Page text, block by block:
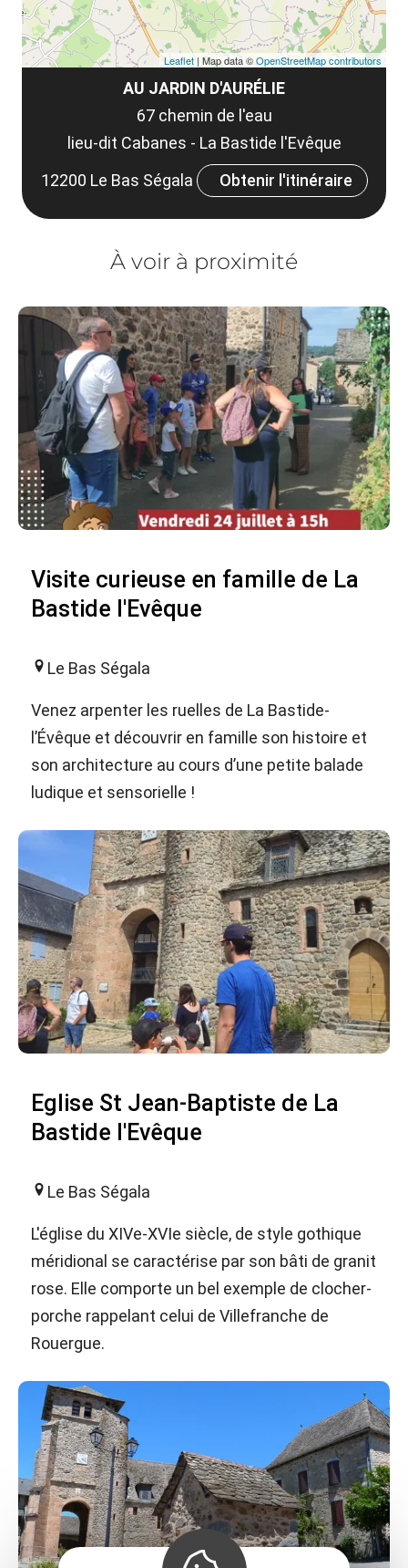
AU JARDIN D'AURÉLIE
67 chemin de l'eau
lieu-dit Cabanes - La Bastide l'Evêque
12200 Le Bas Ségala
Obtenir l'itinéraire
Leaflet | Map data ©OpenStreetMap contributors
À voir à proximité
Visite curieuse en famille de La
Bastide l'Evêque
Le Bas Ségala
Venez arpenter les ruelles de La Bastide-
l’Évêque et découvrir en famille son histoire et
son architecture au cours d’une petite balade
ludique et sensorielle !
Eglise St Jean-Baptiste de La
Bastide l'Evêque
Le Bas Ségala
L'église du XIVe-XVIe siècle, de style gothique
méridional se caractérise par son bâti de granit
rose. Elle comporte un bel exemple de clocher-
porche rappelant celui de Villefranche de
Rouergue.